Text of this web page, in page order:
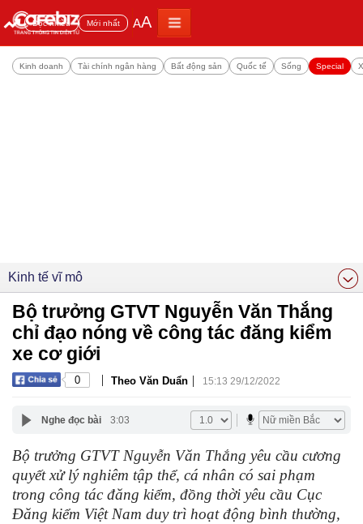
Đọc nhiều Mới nhất AA
Kinh doanh Tài chính ngân hàng Bất động sản Quốc tế Sống Special
Kinh tế vĩ mô
Bộ trưởng GTVT Nguyễn Văn Thắng
chỉ đạo nóng về công tác đăng kiểm
xe cơ giới
0 | Theo Văn Duẩn | 15:13 29/12/2022
Nghe đọc bài 3:03
Bộ trưởng GTVT Nguyễn Văn Thắng yêu cầu cương
quyết xử lý nghiêm tập thể, cá nhân có sai phạm
trong công tác đăng kiểm, đồng thời yêu cầu Cục
Đăng kiểm Việt Nam duy trì hoạt động bình thường,